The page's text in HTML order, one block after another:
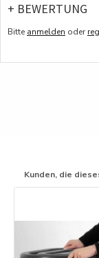
+ BEWERTUNG
Bitte anmelden oder
Kunden, die